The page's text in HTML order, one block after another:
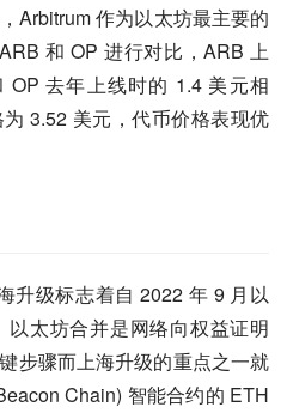
Arbitrum 作为以太坊最主要的
和 OP 进行对比，ARB 上
去年上线时的 1.4 美元相
3.52 美元，代币价格表现优
升级标志着自 2022 年 9 月以
太坊合并是网络向权益证明
步骤而上海升级的重点之一就
Chain) 智能合约的 ETH